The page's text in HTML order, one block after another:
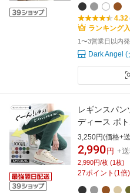
ツ】
4.32
ランキング
1〜3営業日以内
Dark Angel
レギンスパ
ディース ボ
脚効果 ゆっ
ん 黒 ブラッ
可※【10】
3,250円(価格+
2,990 円 +
2,990円/枚 (1枚)
27ポイント (1倍)